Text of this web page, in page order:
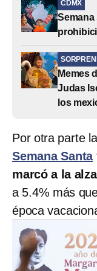
CDMX
Semana
Memes
Judas
los
Por otra parte la
Semana Santa
marcó a la
a 5.4% más
época